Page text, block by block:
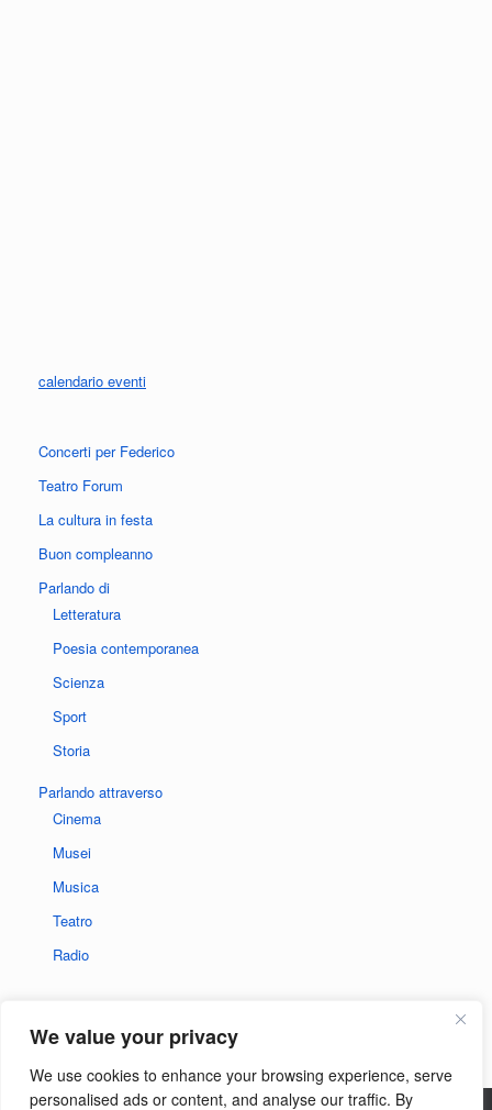
We value your privacy
We use cookies to enhance your browsing experience, serve
personalised ads or content, and analyse our traffic. By
calendario eventi
Concerti per Federico
Teatro Forum
La cultura in festa
Buon compleanno
Parlando di
Letteratura
Poesia contemporanea
Scienza
Sport
Storia
Parlando attraverso
Cinema
Musei
Musica
Teatro
Radio